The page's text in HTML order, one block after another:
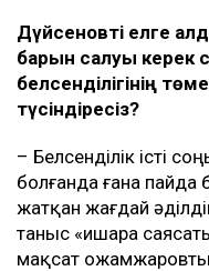
Дүйсеновті елге
барын салуы керек
белсенділігінің
түсіндіресіз?
– Белсенділік істі
болғанда ғана
жатқан жағдай
таныс «ишара
мақсат